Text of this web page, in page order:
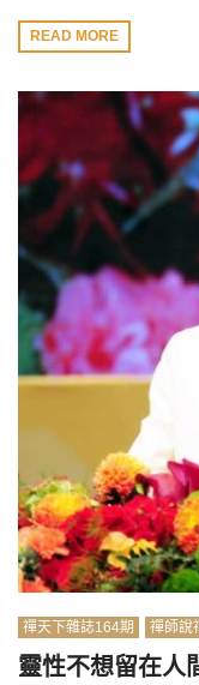
READ MORE
禪天下雜誌164期 禪師說
靈性不想留在人